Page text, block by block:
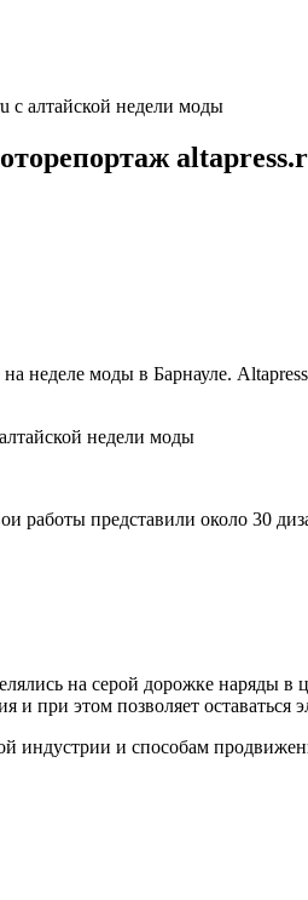
с алтайской недели моды
неделе моды в Барнауле.
представили около 30
на серой дорожке наряды в
при этом позволяет оставаться
индустрии и способам